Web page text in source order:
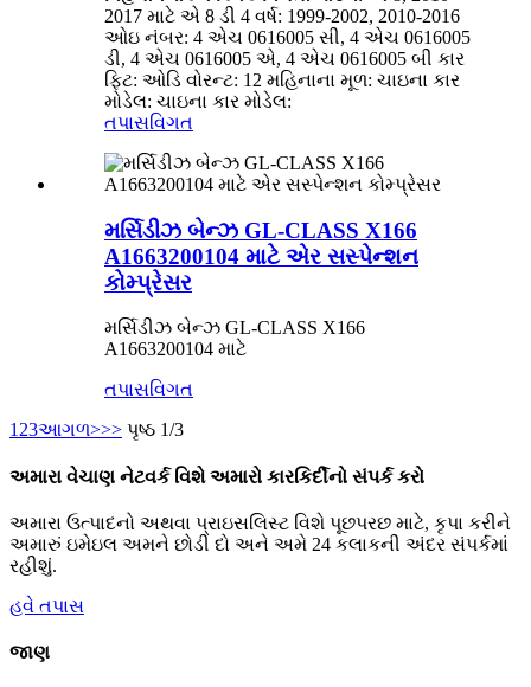
2017 માટે એ 8 ડી 4 વર્ષ: 1999-2002, 2010-2016
ઓઇ નંબર: 4 એચ 0616005 સી, 4 એચ 0616005
ડી, 4 એચ 0616005 એ, 4 એચ 0616005 બી કાર
ફિટ: ઓડિ વોરન્ટ: 12 મહિનાના મૂળ: ચાઇના કાર
મોડેલ: ચાઇના કાર મોડેલ:
તપાસવિગત
મર્સિડીઝ બેન્ઝ GL-CLASS X166
A1663200104 માટે એર સસ્પેન્શન
કોમ્પ્રેસર
મર્સિડીઝ બેન્ઝ GL-CLASS X166
A1663200104 માટે
તપાસવિગત
1 23આગળ>>> પૃષ્ઠ 1/3
અમારા વેચાણ નેટવર્ક વિશે અમારો કારકિર્દીનો સંપર્ક કરો
અમારા ઉત્પાદનો અથવા પ્રાઇસલિસ્ટ વિશે પૂછપરછ માટે, કૃપા કરીને
અમારું ઇમેઇલ અમને છોડી દો અને અમે 24 કલાકની અંદર સંપર્કમાં
રહીશું.
હવે તપાસ
જાણ